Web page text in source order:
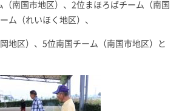
南国市地区）、2位まほろばチーム（南国
ム（れいほく地区）、
地区）、5位南国チーム（南国市地区）と